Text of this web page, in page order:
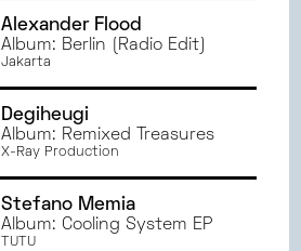
Alexander Flood
Album: Berlin (Radio Edit)
Jakarta
Degiheugi
Album: Remixed Treasures
X-Ray Production
Stefano Memia
Album: Cooling System EP
TUTU